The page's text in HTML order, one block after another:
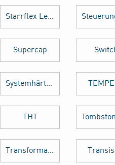
Starrflex Leiterplatten
Supercap
Systemhärtung
THT
Transformator